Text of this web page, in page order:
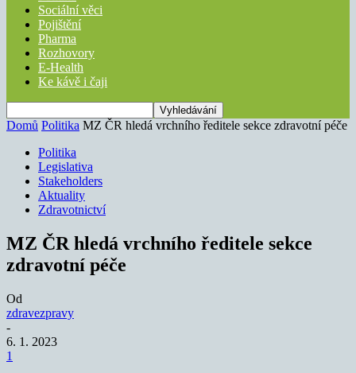
Sociální věci
Pojištění
Pharma
Rozhovory
E-Health
Ke kávě i čaji
Domů Politika MZ ČR hledá vrchního ředitele sekce zdravotní péče
Politika
Legislativa
Stakeholders
Aktuality
Zdravotnictví
MZ ČR hledá vrchního ředitele sekce
zdravotní péče
Od
zdravezpravy
-
6. 1. 2023
1